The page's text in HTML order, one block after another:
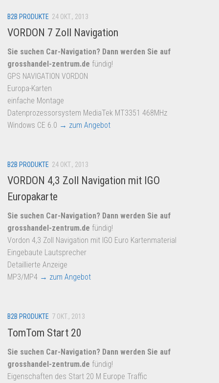
eBay Restposten kaufen
Sonderposten-Angebote
Saison & Eventprodkte
Dropshipping-Produkte
B2B Produkte
Grosshandel
Amazon
Kostenlos verkaufen
Anmelden
Kostenlos Registrieren
Newsletter
B2B PRODUKTE 24 OKT., 2013
VORDON 7 Zoll Navigation
Sie suchen Car-Navigation? Dann werden Sie auf
grosshandel-zentrum.de fündig!
GPS NAVIGATION VORDON
Europa-Karten
einfache Montage
Datenprozessorsystem MediaTek MT3351 468MHz
Windows CE 6.0 → zum Angebot
B2B PRODUKTE 24 OKT., 2013
VORDON 4,3 Zoll Navigation mit IGO
Europakarte
Sie suchen Car-Navigation? Dann werden Sie auf
grosshandel-zentrum.de fündig!
Vordon 4,3 Zoll Navigation mit IGO Euro Kartenmaterial
Eingebaute Lautsprecher
Detaillierte Anzeige
MP3/MP4 → zum Angebot
B2B PRODUKTE 7 OKT., 2013
TomTom Start 20
Sie suchen Car-Navigation? Dann werden Sie auf
grosshandel-zentrum.de fündig!
Eigenschaften des Start 20 M Europe Traffic